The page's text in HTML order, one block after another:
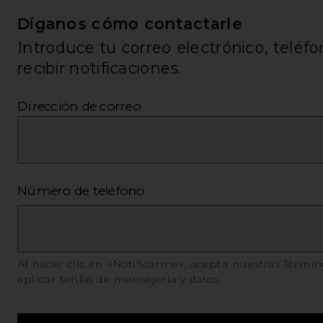
Díganos cómo contactarle
Introduce tu correo electrónico,
recibir notificaciones.
Dirección de correo
Número de teléfono
Al hacer clic en «Notificarme», acepta nuestras
aplicar tarifas de mensajería y datos.